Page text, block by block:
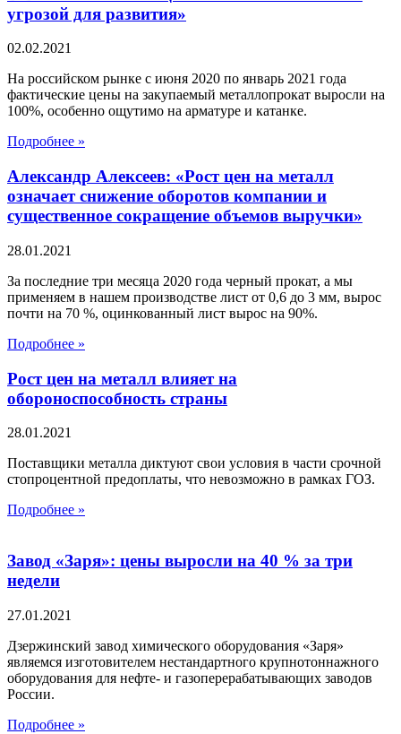
угрозой для развития»
02.02.2021
На российском рынке с июня 2020 по январь 2021 года
фактические цены на закупаемый металлопрокат выросли на
100%, особенно ощутимо на арматуре и катанке.
Подробнее »
Александр Алексеев: «Рост цен на металл
означает снижение оборотов компании и
существенное сокращение объемов выручки»
28.01.2021
За последние три месяца 2020 года черный прокат, а мы
применяем в нашем производстве лист от 0,6 до 3 мм, вырос
почти на 70 %, оцинкованный лист вырос на 90%.
Подробнее »
Рост цен на металл влияет на
обороноспособность страны
28.01.2021
Поставщики металла диктуют свои условия в части срочной
стопроцентной предоплаты, что невозможно в рамках ГОЗ.
Подробнее »
Завод «Заря»: цены выросли на 40 % за три
недели
27.01.2021
Дзержинский завод химического оборудования «Заря»
являемся изготовителем нестандартного крупнотоннажного
оборудования для нефте- и газоперерабатывающих заводов
России.
Подробнее »